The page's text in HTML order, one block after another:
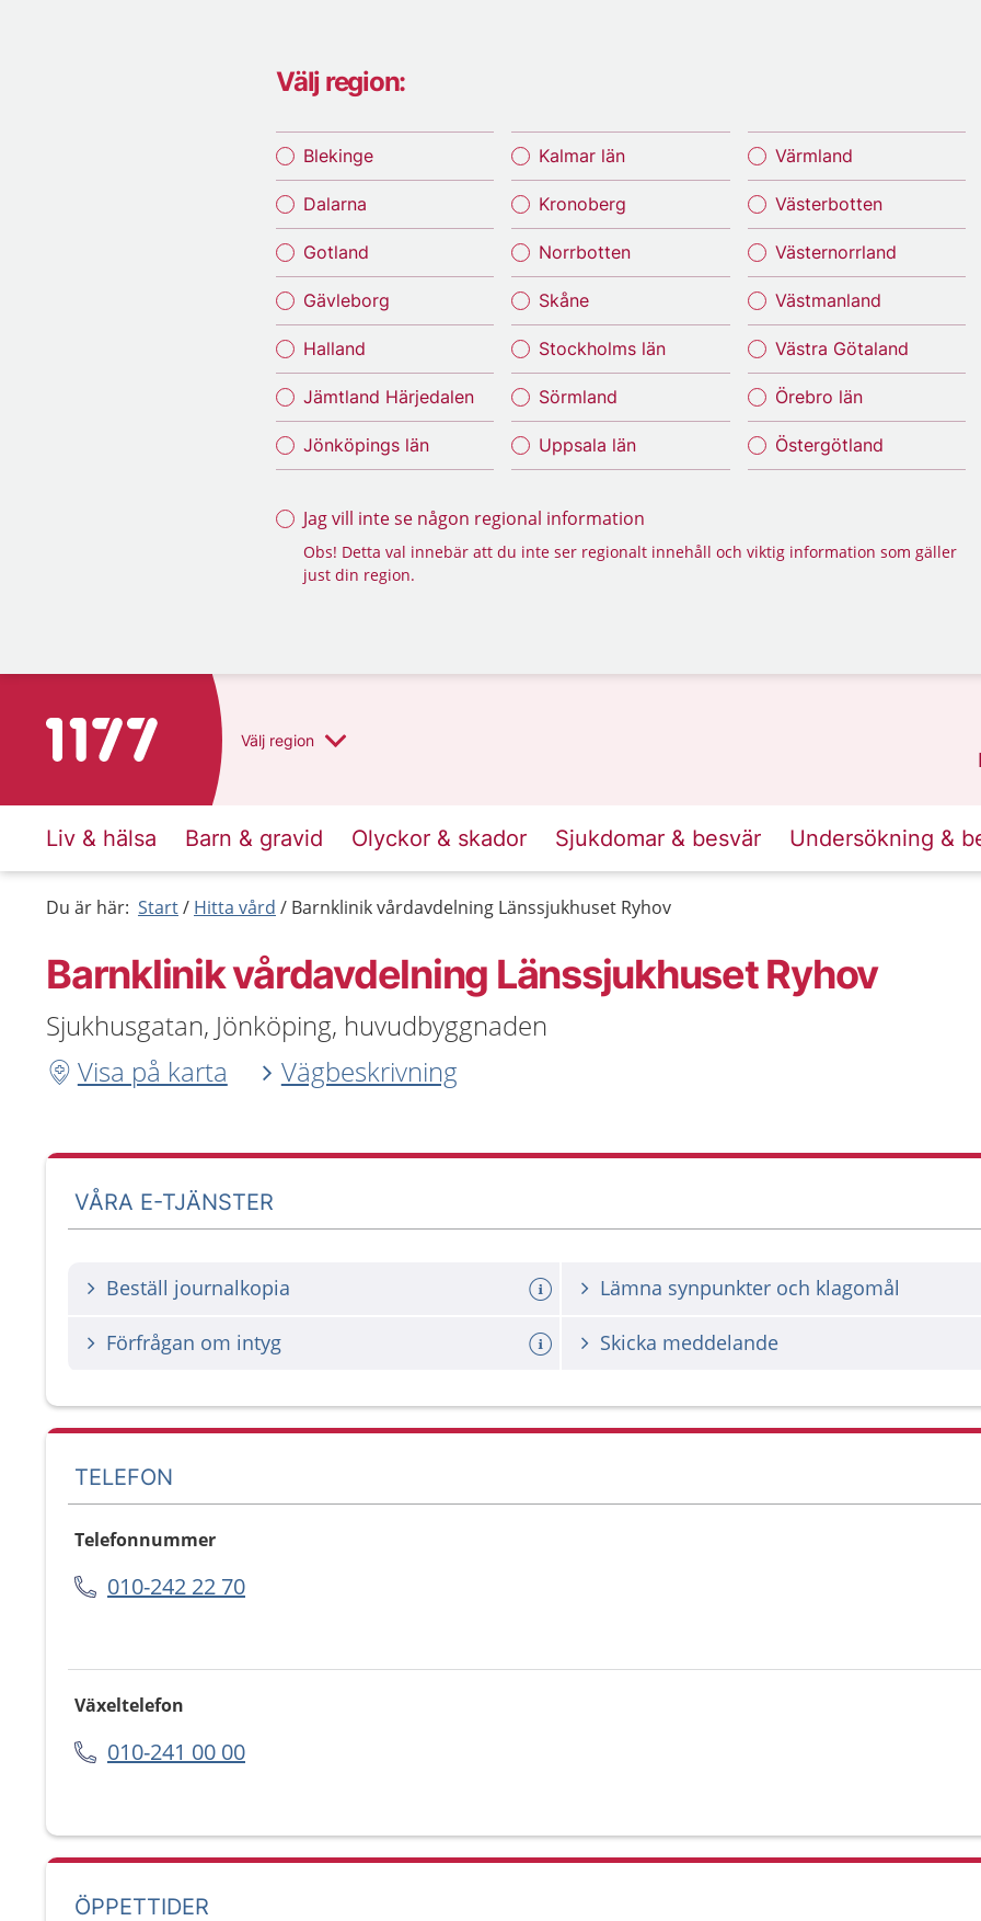
Välj region:
Blekinge
Dalarna
Gotland
Gävleborg
Halland
Jämtland Härjedalen
Jönköpings län
Kalmar län
Kronoberg
Norrbotten
Skåne
Stockholms län
Sörmland
Uppsala län
Värmland
Västerbotten
Västernorrland
Västmanland
Västra Götaland
Örebro län
Östergötland
Jag vill inte se någon regional information
Obs! Detta val innebär att du inte ser regionalt innehåll och viktig information som gäller
just din region.
Till startsidan för 1177 Välj region
Liv & hälsa Barn & gravid Olyckor & skador Sjukdomar & besvär Undersökning &
Du är här: Start Hitta vård Barnklinik vårdavdelning Länssjukhuset Ryhov
Barnklinik vårdavdelning Länssjukhuset Ryhov
Sjukhusgatan, Jönköping, huvudbyggnaden
Visa på karta
Vägbeskrivning
VÅRA E-TJÄNSTER
Beställ journalkopia Lämna synpunkter och klagomål
Förfrågan om intyg Skicka meddelande
TELEFON
Telefonnummer
010-242 22 70
Växeltelefon
010-241 00 00
ÖPPETTIDER